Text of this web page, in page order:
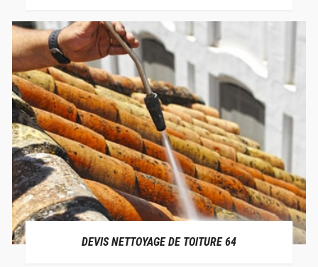
DEVIS NETTOYAGE DE TOITURE 64